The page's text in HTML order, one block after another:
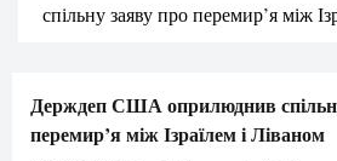
спільну заяву про перемир’я між
Держдеп США оприлюднив
перемир’я між Ізраїлем і Ліваном